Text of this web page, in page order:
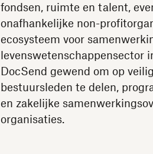
fondsen, ruimte en talent,
onafhankelijke non-
ecosysteem voor
levenswetenschappensector
DocSend gewend om op
bestuursleden te delen,
en zakelijke
organisaties.